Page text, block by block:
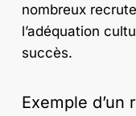
nombreux
l’adéquation
succès.
Exemple